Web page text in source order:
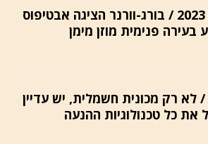
סימפוזיון וינה 2023 / בורג-וורנר הציגה אבטיפוס
בעירה פנימית מוזן מימן
/ לא רק מכונית חשמלית, יש עדיין
את כל טכנולוגיות ההנעה